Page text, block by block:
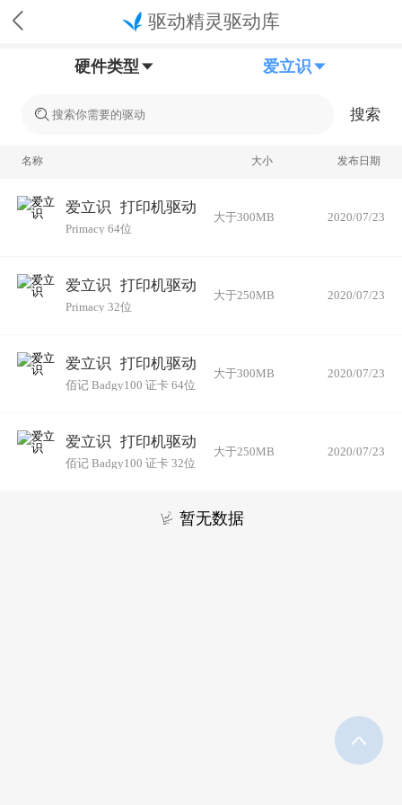
驱动精灵驱动库
硬件类型 爱立识
搜索
名称 大小 发布日期
爱立识 打印机驱动
Primacy 64位
大于300MB 2020/07/23
爱立识 打印机驱动
Primacy 32位
大于250MB 2020/07/23
爱立识 打印机驱动
佰记 Badgy100 证卡 64位
大于300MB 2020/07/23
爱立识 打印机驱动
佰记 Badgy100 证卡 32位
大于250MB 2020/07/23
暂无数据